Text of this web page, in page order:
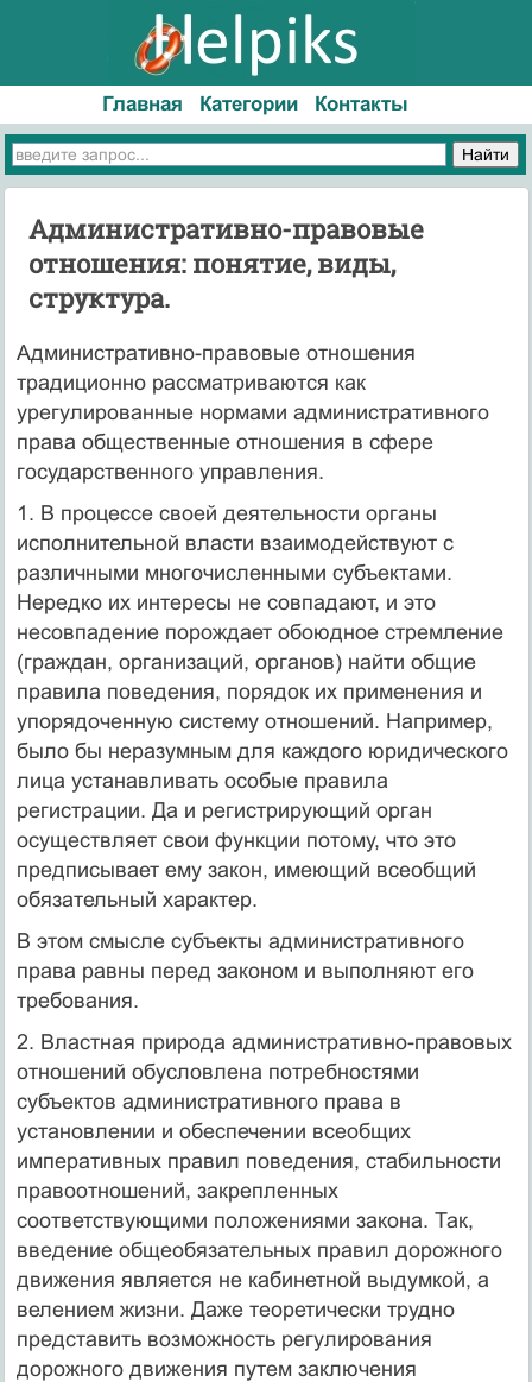
Главная Категории Контакты
Административно-правовые
отношения: понятие, виды,
структура.
Административно-правовые отношения
традиционно рассматриваются как
урегулированные нормами административного
права общественные отношения в сфере
государственного управления.
1. В процессе своей деятельности органы
исполнительной власти взаимодействуют с
различными многочисленными субъектами.
Нередко их интересы не совпадают, и это
несовпадение порождает обоюдное стремление
(граждан, организаций, органов) найти общие
правила поведения, порядок их применения и
упорядоченную систему отношений. Например,
было бы неразумным для каждого юридического
лица устанавливать особые правила
регистрации. Да и регистрирующий орган
осуществляет свои функции потому, что это
предписывает ему закон, имеющий всеобщий
обязательный характер.
В этом смысле субъекты административного
права равны перед законом и выполняют его
требования.
2. Властная природа административно-правовых
отношений обусловлена потребностями
субъектов административного права в
установлении и обеспечении всеобщих
императивных правил поведения, стабильности
правоотношений, закрепленных
соответствующими положениями закона. Так,
введение общеобязательных правил дорожного
движения является не кабинетной выдумкой, а
велением жизни. Даже теоретически трудно
представить возможность регулирования
дорожного движения путем заключения